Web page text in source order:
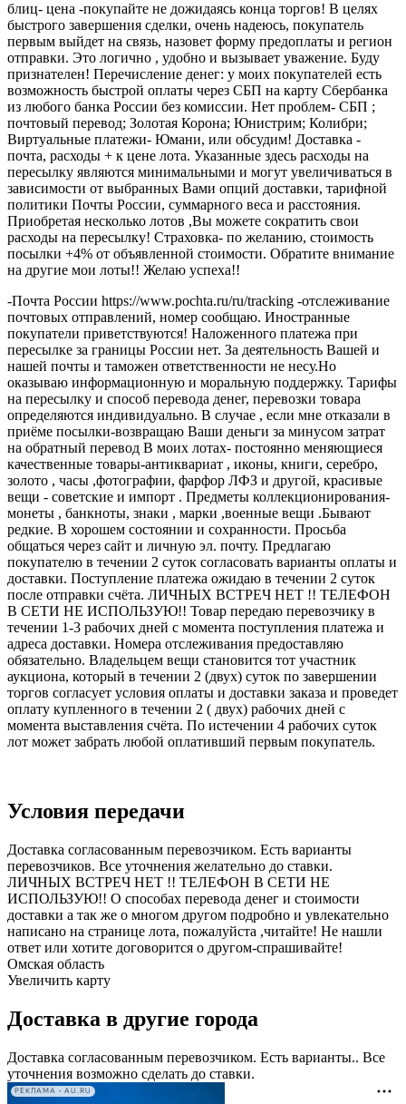
блиц- цена -покупайте не дожидаясь конца торгов! В целях
быстрого завершения сделки, очень надеюсь, покупатель
первым выйдет на связь, назовет форму предоплаты и регион
отправки. Это логично , удобно и вызывает уважение. Буду
признателен! Перечисление денег: у моих покупателей есть
возможность быстрой оплаты через СБП на карту Сбербанка
из любого банка России без комиссии. Нет проблем- СБП ;
почтовый перевод; Золотая Корона; Юнистрим; Колибри;
Виртуальные платежи- Юмани, или обсудим! Доставка -
почта, расходы + к цене лота. Указанные здесь расходы на
пересылку являются минимальными и могут увеличиваться в
зависимости от выбранных Вами опций доставки, тарифной
политики Почты России, суммарного веса и расстояния.
Приобретая несколько лотов ,Вы можете сократить свои
расходы на пересылку! Страховка- по желанию, стоимость
посылки +4% от объявленной стоимости. Обратите внимание
на другие мои лоты!! Желаю успеха!!
-Почта России https://www.pochta.ru/ru/tracking -отслеживание
почтовых отправлений, номер сообщаю. Иностранные
покупатели приветствуются! Наложенного платежа при
пересылке за границы России нет. За деятельность Вашей и
нашей почты и таможен ответственности не несу.Но
оказываю информационную и моральную поддержку. Тарифы
на пересылку и способ перевода денег, перевозки товара
определяются индивидуально. В случае , если мне отказали в
приёме посылки-возвращаю Ваши деньги за минусом затрат
на обратный перевод В моих лотах- постоянно меняющиеся
качественные товары-антиквариат , иконы, книги, серебро,
золото , часы ,фотографии, фарфор ЛФЗ и другой, красивые
вещи - советские и импорт . Предметы коллекционирования-
монеты , банкноты, знаки , марки ,военные вещи .Бывают
редкие. В хорошем состоянии и сохранности. Просьба
общаться через сайт и личную эл. почту. Предлагаю
покупателю в течении 2 суток согласовать варианты оплаты и
доставки. Поступление платежа ожидаю в течении 2 суток
после отправки счёта. ЛИЧНЫХ ВСТРЕЧ НЕТ !! ТЕЛЕФОН
В СЕТИ НЕ ИСПОЛЬЗУЮ!! Товар передаю перевозчику в
течении 1-3 рабочих дней с момента поступления платежа и
адреса доставки. Номера отслеживания предоставляю
обязательно. Владельцем вещи становится тот участник
аукциона, который в течении 2 (двух) суток по завершении
торгов согласует условия оплаты и доставки заказа и проведет
оплату купленного в течении 2 ( двух) рабочих дней с
момента выставления счёта. По истечении 4 рабочих суток
лот может забрать любой оплативший первым покупатель.
Условия передачи
Доставка согласованным перевозчиком. Есть варианты
перевозчиков. Все уточнения желательно до ставки.
ЛИЧНЫХ ВСТРЕЧ НЕТ !! ТЕЛЕФОН В СЕТИ НЕ
ИСПОЛЬЗУЮ!! О способах перевода денег и стоимости
доставки а так же о многом другом подробно и увлекательно
написано на странице лота, пожалуйста ,читайте! Не нашли
ответ или хотите договорится о другом-спрашивайте!
Омская область
Увеличить карту
Доставка в другие города
Доставка согласованным перевозчиком. Есть варианты.. Все
уточнения возможно сделать до ставки.
РЕКЛАМА • AU.RU